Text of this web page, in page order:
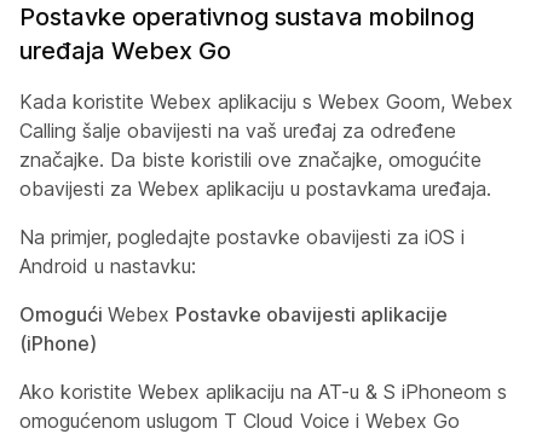
Postavke operativnog sustava mobilnog
uređaja Webex Go
Kada koristite Webex aplikaciju s Webex Goom, Webex
Calling šalje obavijesti na vaš uređaj za određene
značajke. Da biste koristili ove značajke, omogućite
obavijesti za Webex aplikaciju u postavkama uređaja.
Na primjer, pogledajte postavke obavijesti za iOS i
Android u nastavku:
Omogući Webex Postavke obavijesti aplikacije
(iPhone)
Ako koristite Webex aplikaciju na AT-u & S iPhoneom s
omogućenom uslugom T Cloud Voice i Webex Go